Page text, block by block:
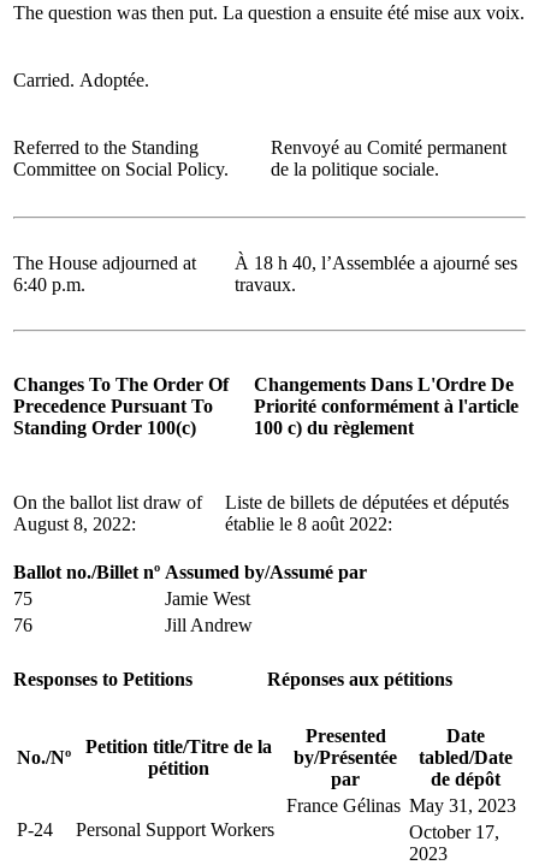
The question was then put. La question a ensuite été mise aux voix.
Carried. Adoptée.
Referred to the Standing
Committee on Social Policy.
Renvoyé au Comité permanent
de la politique sociale.
The House adjourned at
6:40 p.m.
À 18 h 40, l’Assemblée a ajourné ses
travaux.
Changes To The Order Of
Precedence Pursuant To
Standing Order 100(c)
Changements Dans L'Ordre De
Priorité conformément à l'article
100 c) du règlement
On the ballot list draw of
August 8, 2022:
Liste de billets de députées et députés
établie le 8 août 2022:
Ballot no./Billet nº Assumed by/Assumé par
75
Jamie West
76
Jill Andrew
Responses to Petitions Réponses aux pétitions
No./Nº
Petition title/Titre de la
pétition
Presented
by/Présentée
par
Date
tabled/Date
de dépôt
P-24 Personal Support Workers
France Gélinas May 31, 2023
October 17,
2023